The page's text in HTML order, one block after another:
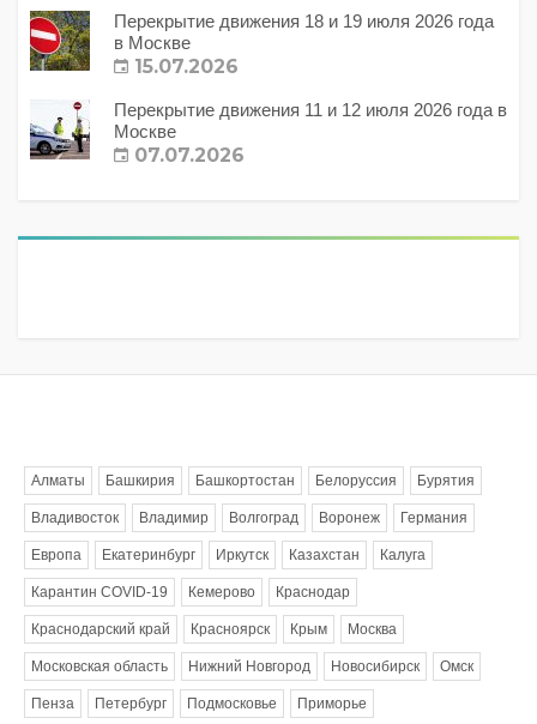
Перекрытие движения 18 и 19 июля 2026 года
в Москве
15.07.2026
Перекрытие движения 11 и 12 июля 2026 года в
Москве
07.07.2026
Алматы Башкирия Башкортостан Белоруссия Бурятия
Владивосток Владимир Волгоград Воронеж Германия
Европа Екатеринбург Иркутск Казахстан Калуга
Карантин COVID-19 Кемерово Краснодар
Краснодарский край Красноярск Крым Москва
Московская область Нижний Новгород Новосибирск Омск
Пенза Петербург Подмосковье Приморье